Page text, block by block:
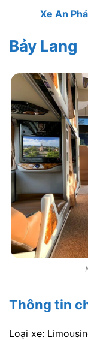
Xe An
Bảy Lang
Thông tin
Loại xe: